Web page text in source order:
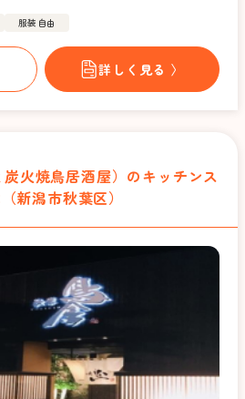
服装自由
詳しく見る 〉
火焼鳥居酒屋）のキッチンス
新潟市秋葉区）